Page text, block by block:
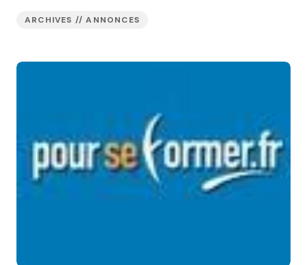
ARCHIVES // ANNONCES